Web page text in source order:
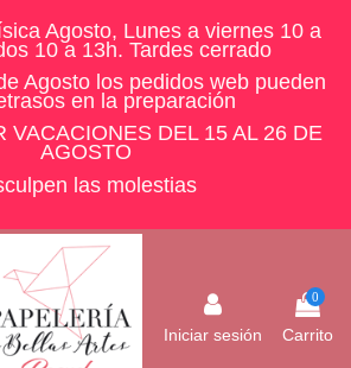
Agosto, Lunes a viernes 10 a
10 a 13h. Tardes cerrado
Agosto los pedidos web pueden
en la preparación
VACACIONES DEL 15 AL 26 DE
AGOSTO
las molestias
Iniciar sesión
0
Carrito